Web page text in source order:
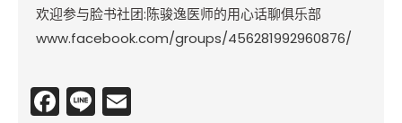
欢迎参与脸书社团:陈骏逸医师的用心话聊俱乐部
www.facebook.com/groups/456281992960876/
F Li